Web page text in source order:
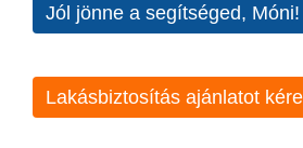
Jól jönne a segítséged, Móni!
Lakásbiztosítás ajánlatot